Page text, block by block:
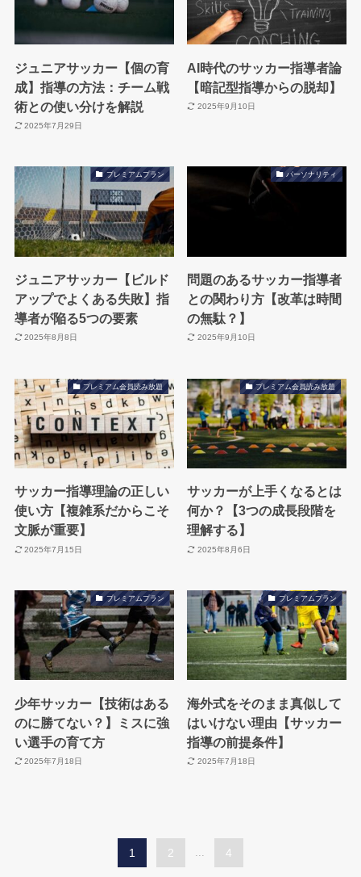
ジュニアサッカー【個の育
成】指導の方法：チーム戦
術との使い分けを解説
2025年7月29日
AI時代のサッカー指導者論
【暗記型指導からの脱却】
2025年9月10日
プレミアムプラン
ジュニアサッカー【ビルド
アップでよくある失敗】指
導者が陥る5つの要素
2025年8月8日
パーソナリティ
問題のあるサッカー指導者
との関わり方【改革は時間
の無駄？】
2025年9月10日
プレミアム会員読み放題
サッカー指導理論の正しい
使い方【複雑系だからこそ
文脈が重要】
2025年7月15日
プレミアム会員読み放題
サッカーが上手くなるとは
何か？【3つの成長段階を
理解する】
2025年8月6日
プレミアムプラン
少年サッカー【技術はある
のに勝てない？】ミスに強
い選手の育て方
2025年7月18日
プレミアムプラン
海外式をそのまま真似して
はいけない理由【サッカー
指導の前提条件】
2025年7月18日
1 2 ... 4